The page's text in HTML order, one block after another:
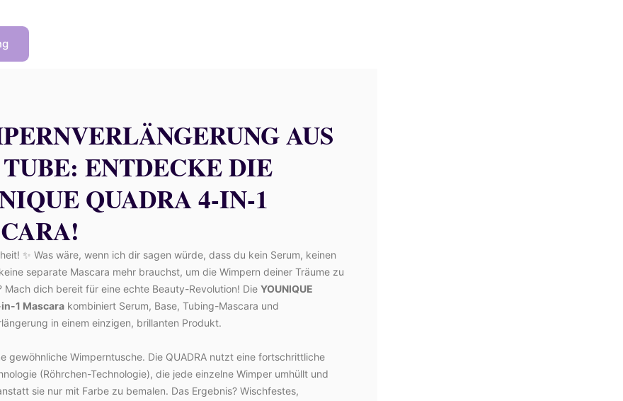
AUS
ENTDECKE DIE
QUADRA 4-IN-1
✨ Was wäre, wenn ich dir sagen würde, dass du kein Serum, keinen
separate Mascara mehr brauchst, um die Wimpern deiner Träume zu
Mach dich bereit für eine echte Beauty-Revolution! Die YOUNIQUE
in-1 Mascara kombiniert Serum, Base, Tubing-Mascara und
in einem einzigen, brillanten Produkt.
gewöhnliche Wimperntusche. Die QUADRA nutzt eine fortschrittliche
(Röhrchen-Technologie), die jede einzelne Wimper umhüllt und
sie nur mit Farbe zu bemalen. Das Ergebnis? Wischfestes,